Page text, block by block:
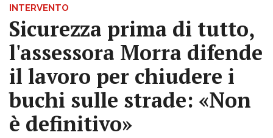
INTERVENTO
Sicurezza prima di tutto,
l'assessora Morra difende
il lavoro per chiudere i
buchi sulle strade: «Non
è definitivo»